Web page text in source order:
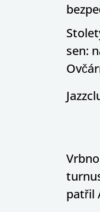
sen:
patřil